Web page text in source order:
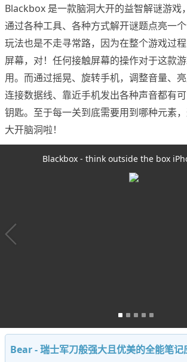
Blackbox 是一款脑洞大开的益智解谜游戏
通过各种工具、各种方式解开谜题点亮一
玩法也是不走寻常路，因为在整个游戏过
屏幕，对！任何接触屏幕的操作对于这款
用。而通过摇晃、旋转手机，调整音量、亮
连接数据线、靠近手机发出各种声音都有
钥匙。至于每一关到底需要用到哪种元素
大开脑洞啦！
Blackbox - think outside the box
Bear - 瑞士军刀般强大且优美的全能笔记